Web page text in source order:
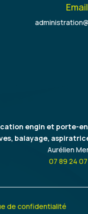
Email
engin et porte-
balayage,
Aurélien
07 89 24 07
de confidentialité